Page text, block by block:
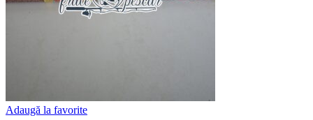
Adaugă la favorite